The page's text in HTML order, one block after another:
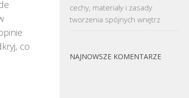
co
cechy, materiały i zasady
tworzenia spójnych wnętrz
NAJNOWSZE KOMENTARZE